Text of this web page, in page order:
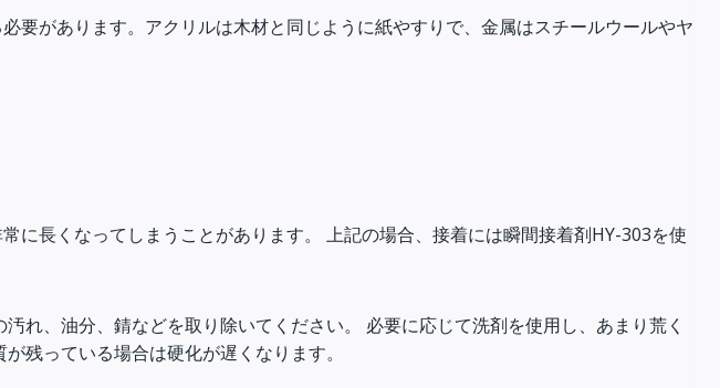
要があります。アクリルは木材と同じように紙やすりで、金属はスチールウールやヤ
に長くなってしまうことがあります。 上記の場合、接着には瞬間接着剤HY-303を使
れ、油分、錆などを取り除いてください。 必要に応じて洗剤を使用し、あまり荒く
残っている場合は硬化が遅くなります。